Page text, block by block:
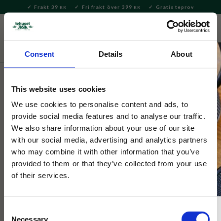
Consent Details About
This website uses cookies
We use cookies to personalise content and ads, to
provide social media features and to analyse our traffic.
We also share information about your use of our site
with our social media, advertising and analytics partners
who may combine it with other information that you’ve
provided to them or that they’ve collected from your use
of their services.
Necessary
Meny
Frakt 39 KR Fri frakt över 399 KR Gratis teprov
Servering & Dukning
Dunoon
Bute Wild Flowers Harebell
En kvalitetsmugg i fint benporslin med vackra färgglada